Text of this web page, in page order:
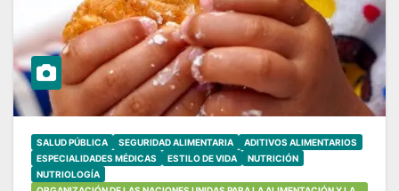
SALUD PÚBLICA SEGURIDAD ALIMENTARIA
ADITIVOS ALIMENTARIOS
ESPECIALIDADES MÉDICAS
ESTILO DE VIDA
NUTRICIÓN
NUTRIOLOGÍA